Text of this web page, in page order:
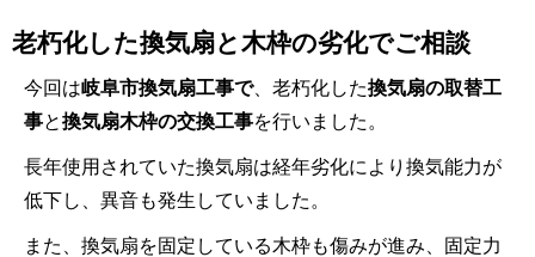
老朽化した換気扇と木枠の劣化でご相談
今回は岐阜市換気扇工事で、老朽化した換気扇の取替工
事と換気扇木枠の交換工事を行いました。
長年使用されていた換気扇は経年劣化により換気能力が
低下し、異音も発生していました。
また、換気扇を固定している木枠も傷みが進み、固定力